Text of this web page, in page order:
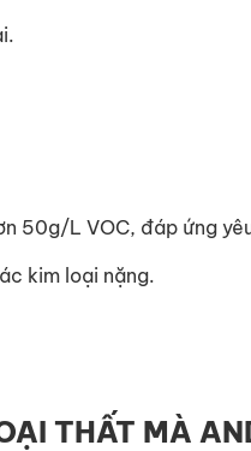
50g/L VOC, đáp ứng
kim loại nặng.
THẤT MÀ